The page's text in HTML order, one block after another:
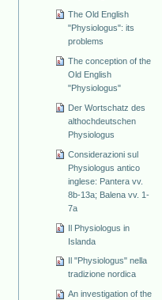
The Old English
"Physiologus": its
problems
The conception of the
Old English
"Physiologus"
Der Wortschatz des
althochdeutschen
Physiologus
Considerazioni sul
Physiologus antico
inglese: Pantera vv.
8b-13a; Balena vv. 1-
7a
Il Physiologus in
Islanda
Il "Physiologus" nella
tradizione nordica
An investigation of the